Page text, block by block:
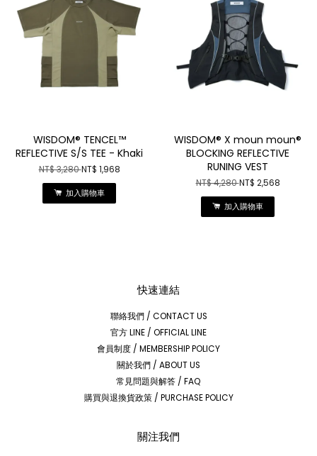
WISDOM® TENCEL™
REFLECTIVE S/S TEE - Khaki
NT$ 3,280NT$ 1,968
加入購物車
WISDOM® X moun moun®
BLOCKING REFLECTIVE
RUNING VEST
NT$ 4,280NT$ 2,568
加入購物車
快速連結
聯絡我們 / CONTACT US
官方 LINE / OFFICIAL LINE
會員制度 / MEMBERSHIP POLICY
關於我們 / ABOUT US
常見問題與解答 / FAQ
購買與退換貨政策 / PURCHASE POLICY
關注我們